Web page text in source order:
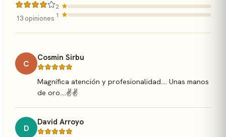
13 opiniones
2
1
C
Cosmin Sirbu
Magnífica atención y profesionalidad.... Unas manos
de oro....✌️✌️
D
David Arroyo